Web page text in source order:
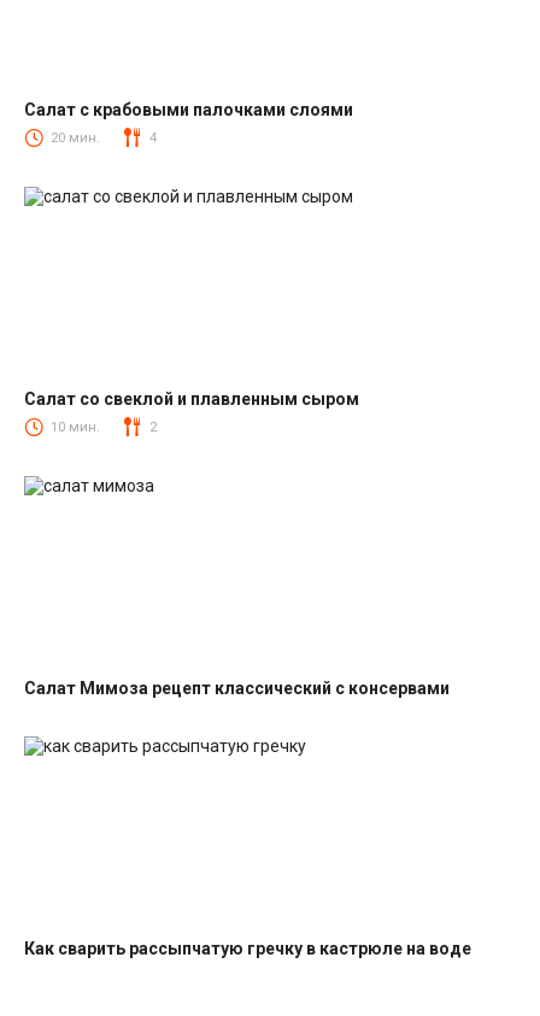
Салаты с крабовыми палочками
Салат с крабовыми палочками слоями
20 мин. 4
Салаты со свеклой
Салат со свеклой и плавленным сыром
10 мин. 2
Салат Мимоза рецепт классический с консервами
Как сварить рассыпчатую гречку в кастрюле на воде